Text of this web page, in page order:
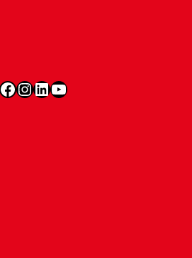
Facebook
Instagram
LinkedInYouTube